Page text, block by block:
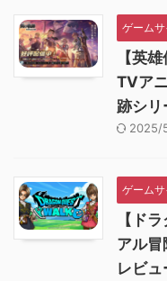
ゲームサ
【英
TVア
跡シリ
2025/
ゲームサ
【ド
アル冒
レビュ